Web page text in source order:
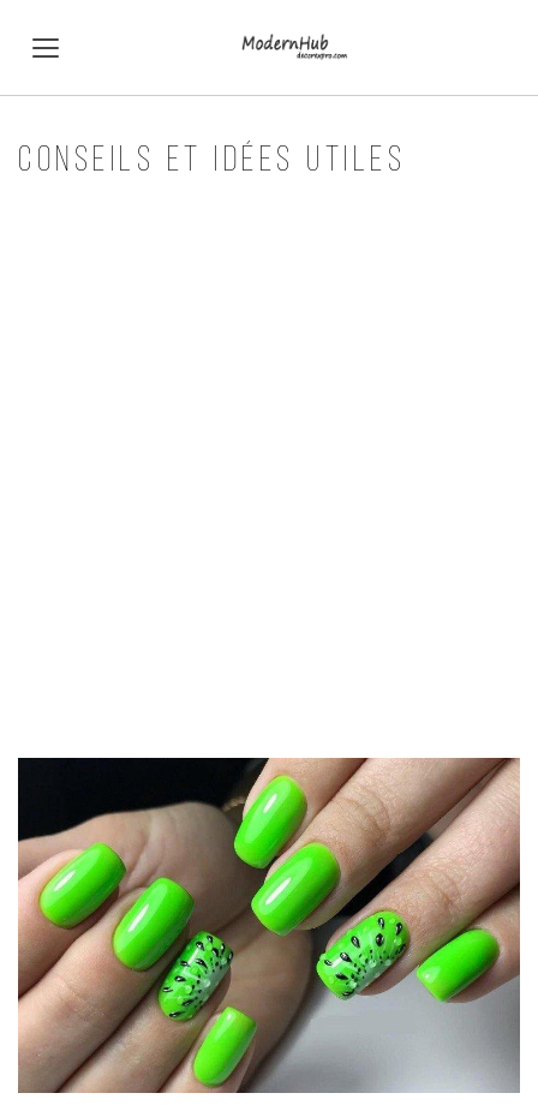
CONSEILS ET IDÉES UTILES